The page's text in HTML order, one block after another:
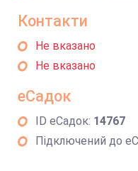
Контакти
Не вказано
Не вказано
еСадок
ID еСадок: 14767
Підключений до